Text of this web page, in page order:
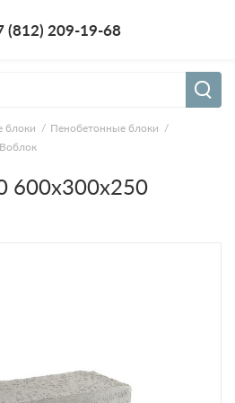
(812) 209-19-68
блоки
Пенобетонные блоки
600х300х250